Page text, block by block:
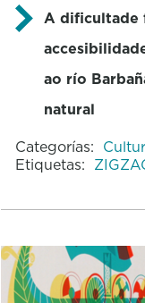
A dificultade
ao río
natural
Categorías:
Etiquetas: